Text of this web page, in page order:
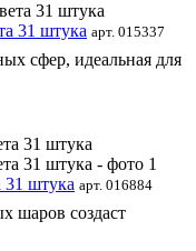
31 штука арт. 015337
сфер, идеальная для
штука арт. 016884
шаров создаст